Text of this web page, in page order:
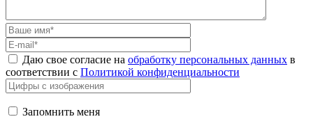
Даю свое согласие на обработку персональных данных в
соответствии с Политикой конфиденциальности
Запомнить меня